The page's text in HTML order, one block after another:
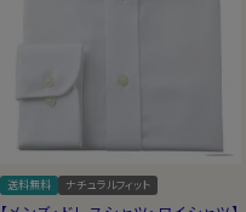
送料無料 ナチュラルフィット